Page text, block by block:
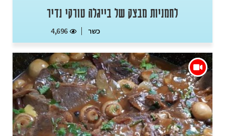
לחמניות מבצק של בייגלה טורקי נדיר
כשר 4,696